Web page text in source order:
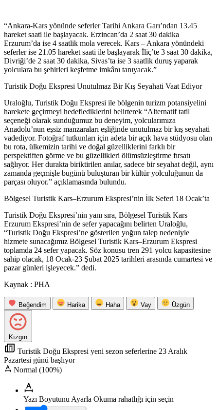
“Ankara-Kars yönünde seferler Tarihi Ankara Garı’ndan 13.45
hareket saati ile başlayacak. Erzincan’da 2 saat 30 dakika
Erzurum’da ise 4 saatlik mola verecek. Kars – Ankara yönündeki
seferler ise 21.05 hareket saati ile başlayarak İliç’te 3 saat 30 dakika,
Divriği’de 2 saat 30 dakika, Sivas’ta ise 3 saatlik duruş yaparak
yolculara bu şehirleri keşfetme imkânı tanıyacak.”
Turistik Doğu Ekspresi Unutulmaz Bir Kış Seyahati Vaat Ediyor
Uraloğlu, Turistik Doğu Ekspresi ile bölgenin turizm potansiyelini
harekete geçirmeyi hedeflediklerini belirterek “Alternatif tatil
seçeneği olarak sunduğumuz bu deneyim, yolcularımıza
Anadolu’nun eşsiz manzaraları eşliğinde unutulmaz bir kış seyahati
vadediyor. Fotoğraf tutkunları için adeta bir açık hava stüdyosu olan
bu rota, ülkemizin tarihi ve doğal güzelliklerini farklı bir
perspektiften görme ve bu güzellikleri ölümsüzleştirme fırsatı
sağlıyor. Her durakta biriktirilen anılar, sadece bir seyahat değil, aynı
zamanda geçmişle bugünü buluşturan bir kültür yolculuğunun da
parçası oluyor.” açıklamasında bulundu.
Bölgesel Turistik Kars–Erzurum Ekspresi’nin İlk Seferi 18 Ocak’ta
Turistik Doğu Ekspresi’nin yanı sıra, Bölgesel Turistik Kars–
Erzurum Ekspresi’nin de sefer yapacağını belirten Uraloğlu,
“Turistik Doğu Ekspresi’ne gösterilen yoğun talep nedeniyle
hizmete sunacağımız Bölgesel Turistik Kars–Erzurum Ekspresi
toplamda 24 sefer yapacak. Söz konusu tren 291 yolcu kapasitesine
sahip olacak, 18 Ocak-23 Şubat 2025 tarihleri arasında cumartesi ve
pazar günleri işleyecek.” dedi.
Kaynak : PHA
Beğendim Harika Haha Vay Üzgün
Kızgın
Turistik Doğu Ekspresi yeni sezon seferlerine 23 Aralık
Pazartesi günü başlıyor
Normal (100%)
Yazı Boyutunu Ayarla Okuma rahatlığı için seçin